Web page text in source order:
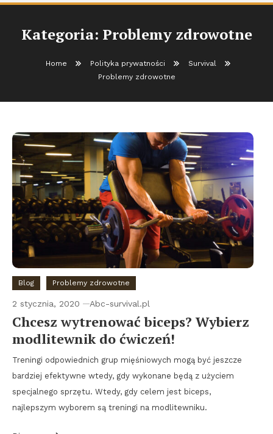
Kategoria: Problemy zdrowotne
Home Polityka prywatności
Survival
Problemy zdrowotne
Blog Problemy zdrowotne
2 stycznia, 2020 Abc-survival.pl
Chcesz wytrenować biceps? Wybierz
modlitewnik do ćwiczeń!
Treningi odpowiednich grup mięśniowych mogą być jeszcze
bardziej efektywne wtedy, gdy wykonane będą z użyciem
specjalnego sprzętu. Wtedy, gdy celem jest biceps,
najlepszym wyborem są treningi na modlitewniku.